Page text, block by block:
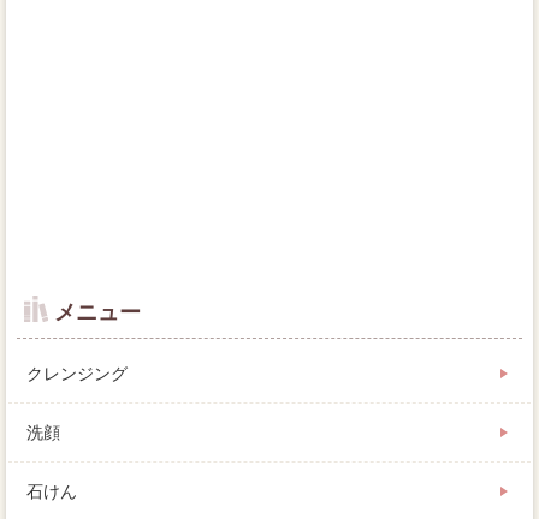
メニュー
クレンジング
洗顔
石けん